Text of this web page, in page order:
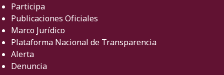
Participa
Publicaciones Oficiales
Marco Jurídico
Plataforma Nacional de Transparencia
Alerta
Denuncia